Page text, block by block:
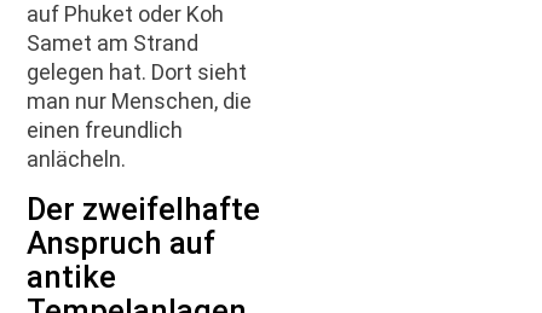
auf Phuket oder Koh
Samet am Strand
gelegen hat. Dort sieht
man nur Menschen, die
einen freundlich
anlächeln.
Der zweifelhafte
Anspruch auf
antike